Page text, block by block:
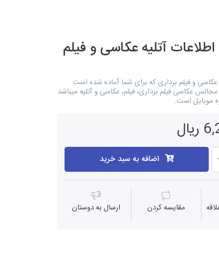
آتلیه عکاسی و فیلم
عکاسی و فیلم برداری که برای شما آماده شده است
عکاسی فیلم برداری، فیلم، عکاسی و آتلیه میباشد
اضافه به سبد خرید
مقايسه كردن ارسال به دوستان